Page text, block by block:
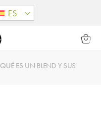
ES
QUÉ ES UN BLEND Y SUS